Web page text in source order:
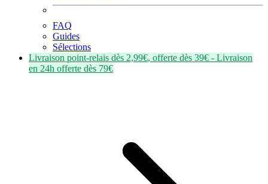
FAQ
Guides
Sélections
Livraison point-relais dès 2,99€, offerte dès 39€ - Livraison
en 24h offerte dès 79€